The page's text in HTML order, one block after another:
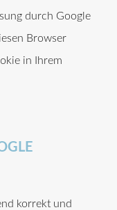
durch Google
Browser
in Ihrem
korrekt und